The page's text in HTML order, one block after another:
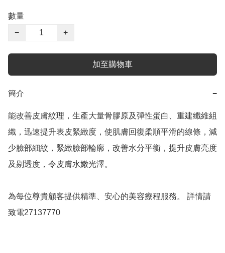
數量
−
+
加至購物車
簡介 −
能改善皮膚紋理，生產大量骨膠原及彈性蛋白、重建纖維組
織，迅速提升表皮緊緻度，使肌膚回復柔順平滑的線條，減
少臉部細紋，緊緻臉部輪廓，改善水分平衡，提升皮膚亮度
及剔透度，令皮膚水嫩光澤。
為每位尊貴顧客提供精準、安心的美容療程服務。 詳情請
致電27137770